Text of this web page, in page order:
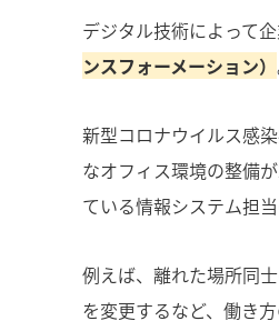
デジタル技術によって
ンスフォーメーション）
新型コロナウイルス感
なオフィス環境の整備
ている情報システム担
例えば、離れた場所同
を変更するなど、働き